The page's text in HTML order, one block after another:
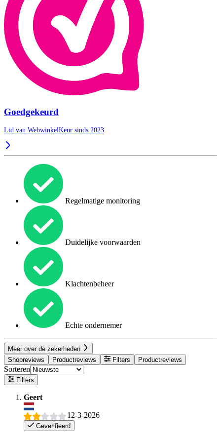
Goedgekeurd
Lid van WebwinkelKeur sinds 2023
Regelmatige monitoring
Duidelijke voorwaarden
Klachtenbeheer
Echte ondernemer
Meer over de zekerheden
Shopreviews
Productreviews Filters Productreviews
Sorteren
Filters
Geert
12-3-2026
Geverifieerd